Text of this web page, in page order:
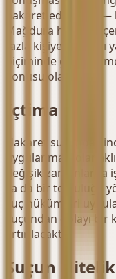
hakaret edilmişse
Mağdura hakaret
fazla kişiye ayrı
biçiminde
konusu olacaktır.
İçtima
Hakaret suçunda
uygulanması
değişik
ya da bir topluluğa
suç hükümleri
suçundan dolayı
artırılacaktır.
Suçun